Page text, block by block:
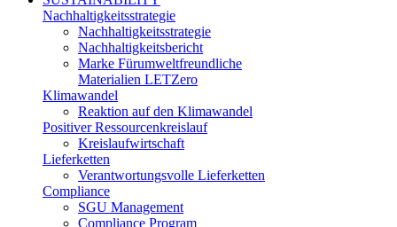
Nachhaltigkeitsstrategie
Nachhaltigkeitsstrategie
Nachhaltigkeitsbericht​
Marke Fürumweltfreundliche
Materialien LETZero
Klimawandel
Reaktion auf den Klimawandel
Positiver Ressourcenkreislauf
Kreislaufwirtschaft
Lieferketten
Verantwortungsvolle Lieferketten
Compliance
SGU Management
Compliance Program